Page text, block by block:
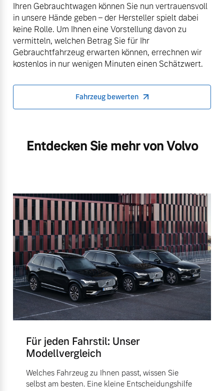
Ihren Gebrauchtwagen können Sie nun vertrauensvoll
in unsere Hände geben – der Hersteller spielt dabei
keine Rolle. Um Ihnen eine Vorstellung davon zu
vermitteln, welchen Betrag Sie für Ihr
Gebrauchtfahrzeug erwarten können, errechnen wir
kostenlos in nur wenigen Minuten einen Schätzwert.
Fahrzeug bewerten
Entdecken Sie mehr von Volvo
Für jeden Fahrstil: Unser
Modellvergleich
Welches Fahrzeug zu Ihnen passt, wissen Sie
selbst am besten. Eine kleine Entscheidungshilfe